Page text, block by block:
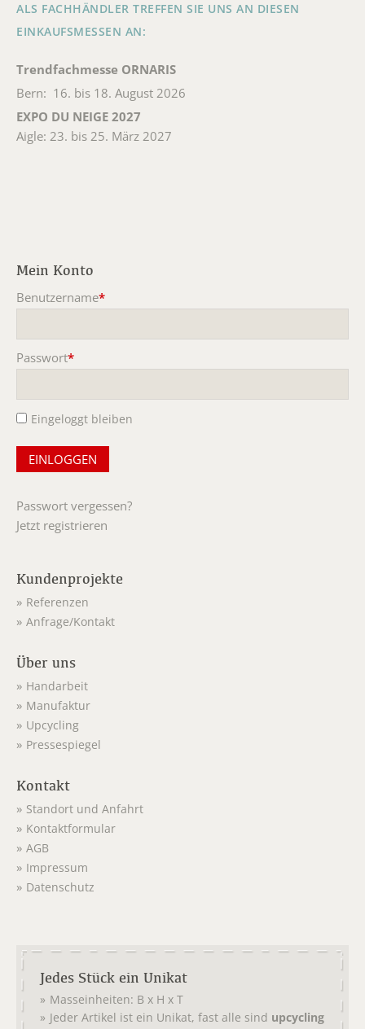
ALS FACHHÄNDLER TREFFEN SIE UNS AN DIESEN
EINKAUFSMESSEN AN:
Trendfachmesse ORNARIS
Bern: 16. bis 18. August 2026
EXPO DU NEIGE 2027
Aigle: 23. bis 25. März 2027
Mein Konto
Benutzername*
Passwort*
Eingeloggt bleiben
Passwort vergessen?
Jetzt registrieren
Kundenprojekte
Referenzen
Anfrage/Kontakt
Über uns
Handarbeit
Manufaktur
Upcycling
Pressespiegel
Kontakt
Standort und Anfahrt
Kontaktformular
AGB
Impressum
Datenschutz
Jedes Stück ein Unikat
Masseinheiten: B x H x T
Jeder Artikel ist ein Unikat, fast alle sind upcycling